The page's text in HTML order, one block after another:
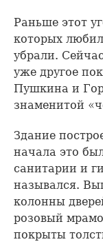
Раньше этот
которых
убрали.
уже другое
Пушкина и
знаменитой
Здание
начала это
санитарии и
назывался.
колонны
розовый
покрыты